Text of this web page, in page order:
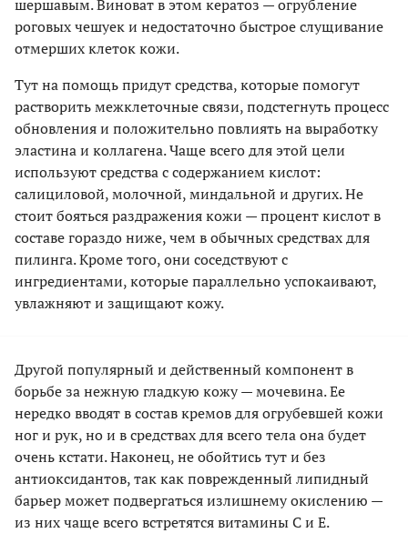
шершавым. Виноват в этом кератоз — огрубление
роговых чешуек и недостаточно быстрое слущивание
отмерших клеток кожи.
Тут на помощь придут средства, которые помогут
растворить межклеточные связи, подстегнуть процесс
обновления и положительно повлиять на выработку
эластина и коллагена. Чаще всего для этой цели
используют средства с содержанием кислот:
салициловой, молочной, миндальной и других. Не
стоит бояться раздражения кожи — процент кислот в
составе гораздо ниже, чем в обычных средствах для
пилинга. Кроме того, они соседствуют с
ингредиентами, которые параллельно успокаивают,
увлажняют и защищают кожу.
Другой популярный и действенный компонент в
борьбе за нежную гладкую кожу — мочевина. Ее
нередко вводят в состав кремов для огрубевшей кожи
ног и рук, но и в средствах для всего тела она будет
очень кстати. Наконец, не обойтись тут и без
антиоксидантов, так как поврежденный липидный
барьер может подвергаться излишнему окислению —
из них чаще всего встретятся витамины С и Е.